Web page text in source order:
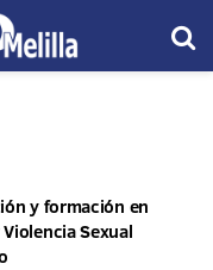
y formación en
Sexual